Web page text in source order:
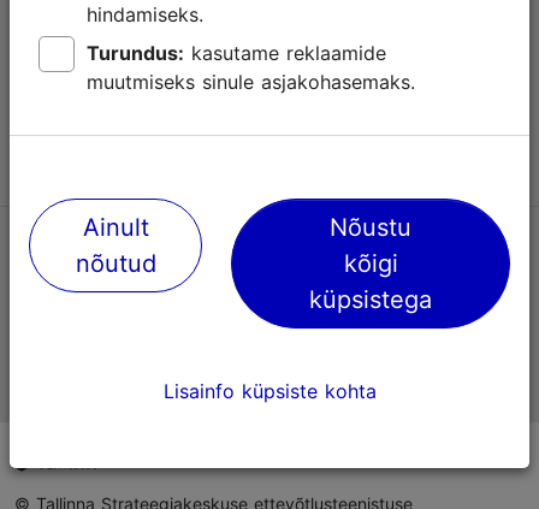
Kasutajatingimused
Võta meiega ühendust
TripAdvisori® hinnangud ja arvustused
© Tallinna Strateegiakeskuse ettevõtlusteenistuse
hindamiseks.
Turundus:
muutmiseks sinule asjakohasemaks.
Ainult
nõutud
Nõustu
kõigi
küpsistega
Lisainfo küpsiste kohta